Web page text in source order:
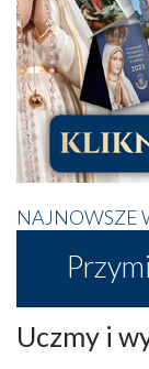
NAJNOWSZE
Uczmy i